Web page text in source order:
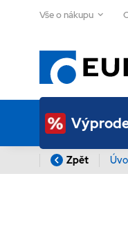
Vše o nákupu
Zpět